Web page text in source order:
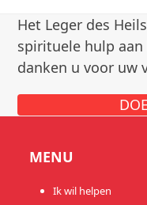
Het Leger des
spirituele hulp
danken u voor uw
MENU
Ik wil helpen